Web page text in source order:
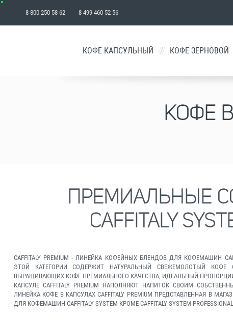
8 800 250 58 62 8 499 460 52 56
КОФЕ КАПСУЛЬНЫЙ / КОФЕ ЗЕРНОВОЙ
КОФЕ В
ПРЕМИАЛЬНЫЕ
CAFFITALY
CAFFITALY PREMIUM - ЛИНЕЙКА КОФЕЙНЫХ БЛЕНДОВ ДЛЯ КОФЕМАШИН
ЭТОЙ КАТЕГОРИИ СОДЕРЖИТ НАТУРАЛЬНЫЙ СВЕЖЕМОЛОТЫЙ
ВЫРАЩИВАЮЩИХ КОФЕ ПРЕМИАЛЬНОГО КАЧЕСТВА, ИДЕАЛЬНЫЙ
КАПСУЛЕ CAFFITALY PREMIUM НАПОЛНЯЮТ НАПИТОК СВОИМ
ЛИНЕЙКА КОФЕ В КАПСУЛАХ CAFFITALY PREMIUM ПРЕДСТАВЛЕННАЯ В
ДЛЯ КОФЕМАШИН CAFFITALY SYSTEM КРОМЕ CAFFITALY SYSTEM PROFESSIONAL.